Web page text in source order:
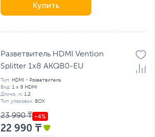
Купить
Разветвитель HDMI Vention
Splitter 1x8 AKQB0-EU
Тип: HDMI - Разветвитель
Вид: 1 х 8 HDMI
Длина, м: 1.2
Тип упаковки: BOX
23 990 ₸
22 990 ₸